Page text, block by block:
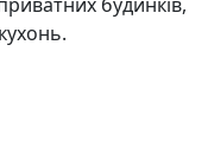
будинків,